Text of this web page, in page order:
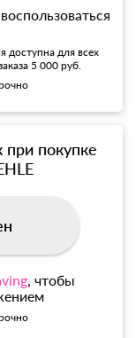
доступна для всех
5 000 руб.
покупке
, чтобы